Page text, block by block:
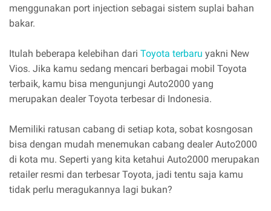
menggunakan port injection sebagai sistem suplai bahan
bakar.
Itulah beberapa kelebihan dari Toyota terbaru yakni New
Vios. Jika kamu sedang mencari berbagai mobil Toyota
terbaik, kamu bisa mengunjungi Auto2000 yang
merupakan dealer Toyota terbesar di Indonesia.
Memiliki ratusan cabang di setiap kota, sobat kosngosan
bisa dengan mudah menemukan cabang dealer Auto2000
di kota mu. Seperti yang kita ketahui Auto2000 merupakan
retailer resmi dan terbesar Toyota, jadi tentu saja kamu
tidak perlu meragukannya lagi bukan?